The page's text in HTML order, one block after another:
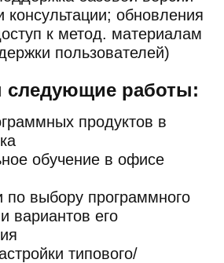
консультации; обновления
к метод. материалам
пользователей)
работы:
продуктов в
обучение в офисе
по выбору программного
вариантов его
типового/